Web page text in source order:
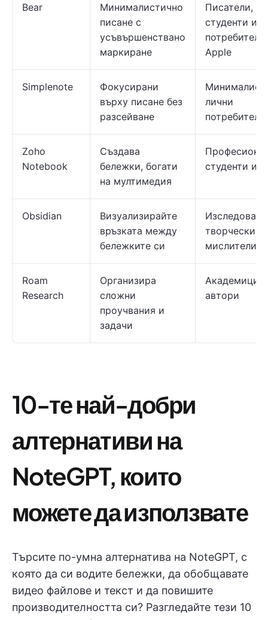
Bear
Минималистично
писане с
усъвършенствано
маркиране
Писатели,
студенти и
потребители
Apple
Simplenote
Фокусирани
върху писане без
разсейване
лични
потребители
Zoho
Notebook
Създава
бележки, богати
на мултимедия
студенти и
Obsidian
Визуализирайте
връзката между
бележките си
творчески
мислители
Roam
Research
Организира
сложни
проучвания и
задачи
Академици и
автори
10-те най-добри
алтернативи на
NoteGPT, които
можете да използвате
Търсите по-умна алтернатива на NoteGPT, с
която да си водите бележки, да обобщавате
видео файлове и текст и да повишите
производителността си? Разгледайте тези 10